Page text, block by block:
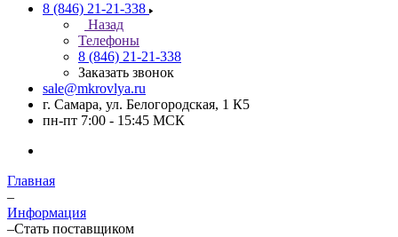
8 (846) 21-21-338
Назад
Телефоны
8 (846) 21-21-338
Заказать звонок
sale@mkrovlya.ru
г. Самара, ул. Белогородская, 1 К5
пн-пт 7:00 - 15:45 МСК
Главная
–
Информация
–Стать поставщиком